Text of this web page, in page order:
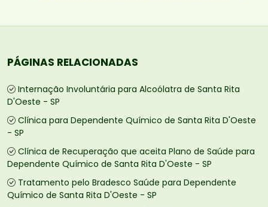
PÁGINAS RELACIONADAS
Internação Involuntária para Alcoólatra de Santa Rita
D'Oeste - SP
Clínica para Dependente Químico de Santa Rita D'Oeste
- SP
Clínica de Recuperação que aceita Plano de Saúde para
Dependente Químico de Santa Rita D'Oeste - SP
Tratamento pelo Bradesco Saúde para Dependente
Químico de Santa Rita D'Oeste - SP